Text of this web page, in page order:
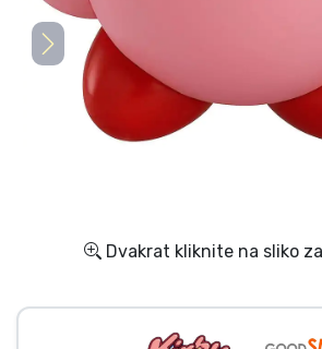
Dvakrat kliknite na sliko
Dostava in plačilo
Tv serijske izdelki
Risani izdelki
Anime izdelki